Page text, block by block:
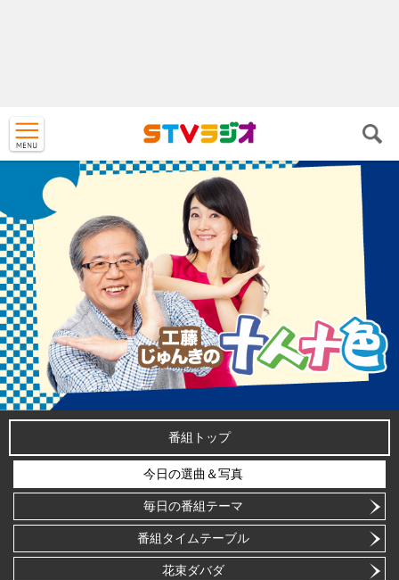
番組トップ
今日の選曲＆写真
毎日の番組テーマ
番組タイムテーブル
花束ダバダ